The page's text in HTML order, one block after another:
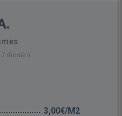
dienām
3,00€/M2